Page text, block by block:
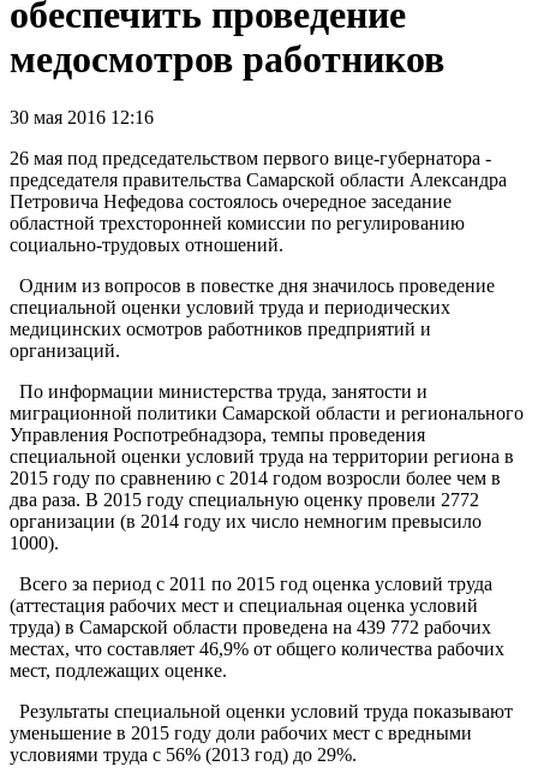
обеспечить проведение
медосмотров работников
30 мая 2016 12:16
26 мая под председательством первого вице-губернатора -
председателя правительства Самарской области Александра
Петровича Нефедова состоялось очередное заседание
областной трехсторонней комиссии по регулированию
социально-трудовых отношений.
Одним из вопросов в повестке дня значилось проведение
специальной оценки условий труда и периодических
медицинских осмотров работников предприятий и
организаций.
По информации министерства труда, занятости и
миграционной политики Самарской области и регионального
Управления Роспотребнадзора, темпы проведения
специальной оценки условий труда на территории региона в
2015 году по сравнению с 2014 годом возросли более чем в
два раза. В 2015 году специальную оценку провели 2772
организации (в 2014 году их число немногим превысило
1000).
Всего за период с 2011 по 2015 год оценка условий труда
(аттестация рабочих мест и специальная оценка условий
труда) в Самарской области проведена на 439 772 рабочих
местах, что составляет 46,9% от общего количества рабочих
мест, подлежащих оценке.
Результаты специальной оценки условий труда показывают
уменьшение в 2015 году доли рабочих мест с вредными
условиями труда с 56% (2013 год) до 29%.